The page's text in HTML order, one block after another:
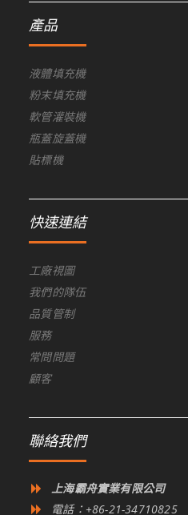
產品
液體填充機
粉末填充機
軟管灌裝機
瓶蓋旋蓋機
貼標機
快速連結
工廠視圖
我們的隊伍
品質管制
服務
常問問題
顧客
聯絡我們
上海霸舟實業有限公司
電話：+86-21-34710825